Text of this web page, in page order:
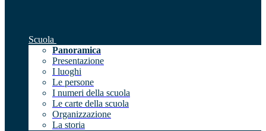
Scuola
Panoramica
Presentazione
I luoghi
Le persone
I numeri della scuola
Le carte della scuola
Organizzazione
La storia